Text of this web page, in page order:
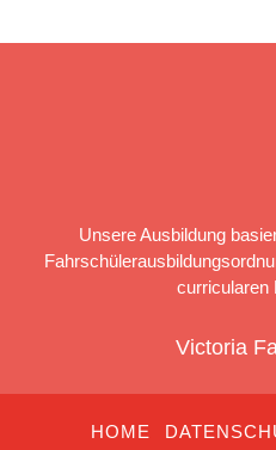
Unsere Ausbildung
curricularen
Victoria
HOME